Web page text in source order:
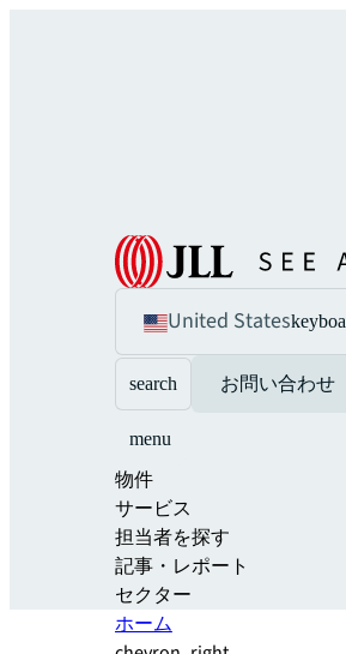
United States
search お問い合わせ
menu
物件
サービス
担当者を探す
記事・レポート
セクター
ホーム